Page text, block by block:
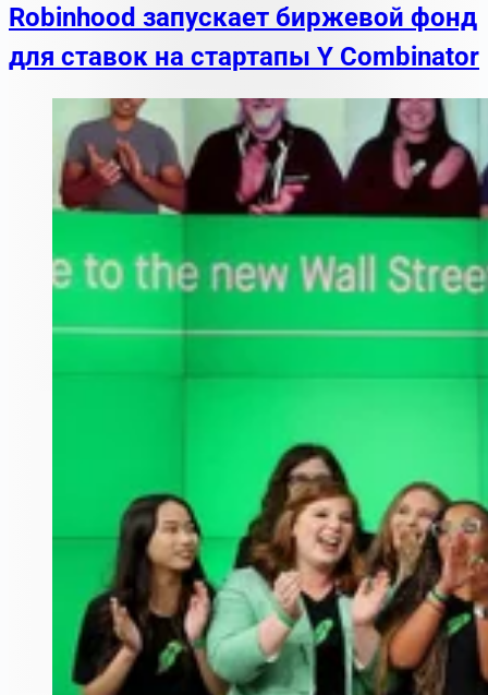
Robinhood запускает биржевой фонд
для ставок на стартапы Y Combinator